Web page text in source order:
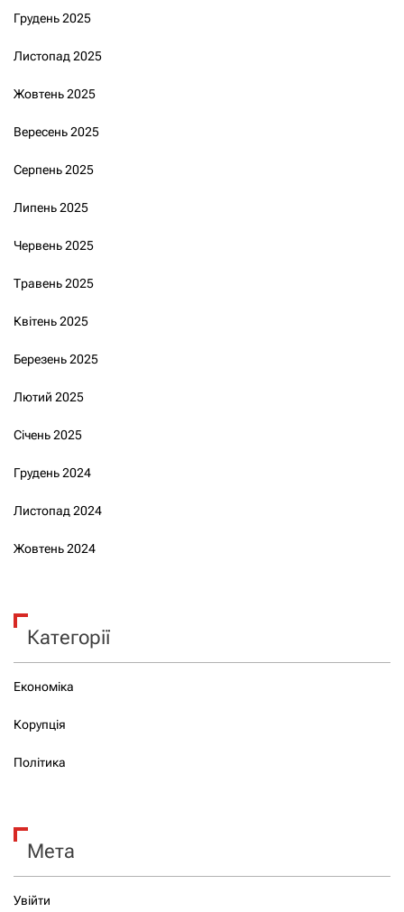
Грудень 2025
Листопад 2025
Жовтень 2025
Вересень 2025
Серпень 2025
Липень 2025
Червень 2025
Травень 2025
Квітень 2025
Березень 2025
Лютий 2025
Січень 2025
Грудень 2024
Листопад 2024
Жовтень 2024
Категорії
Економіка
Корупція
Політика
Мета
Увійти